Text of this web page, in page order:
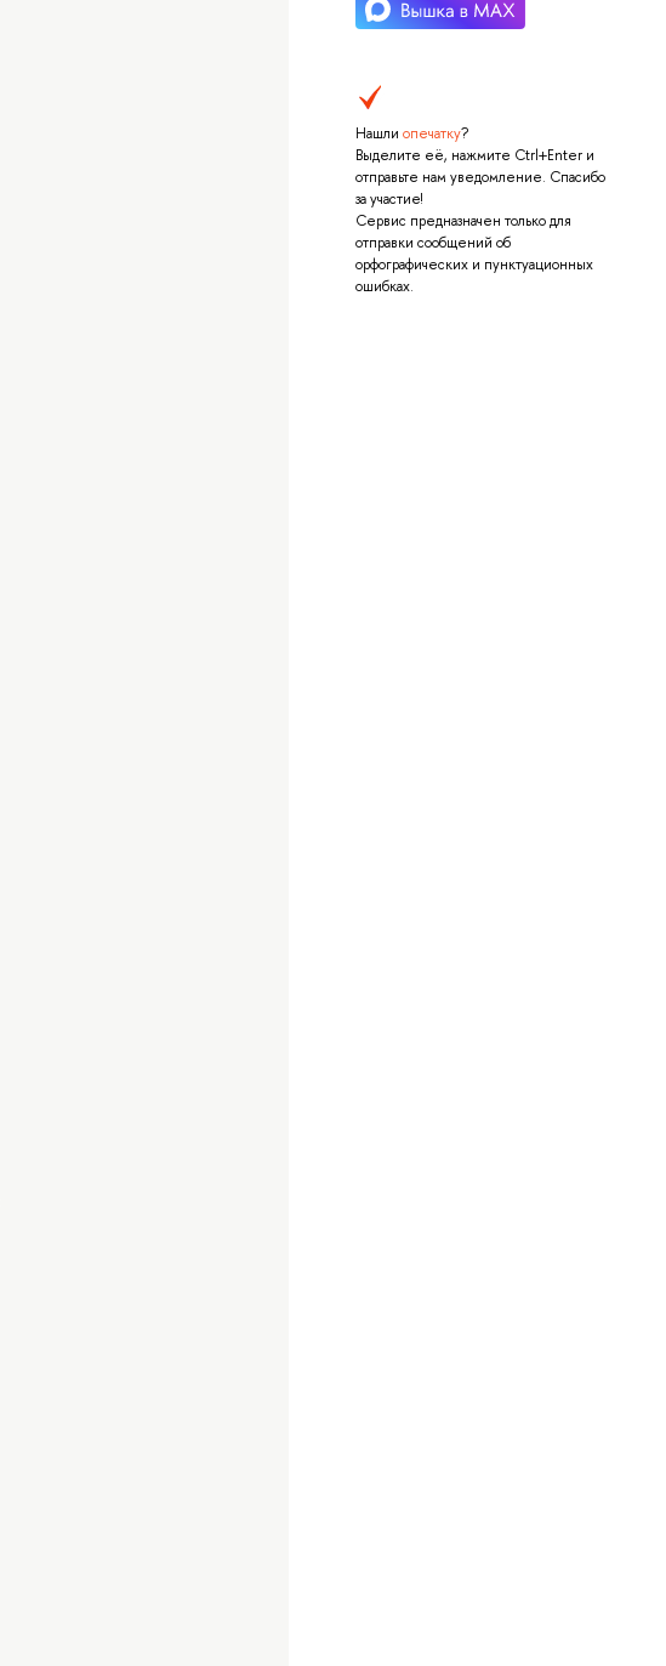
Нашли опечатку?
Выделите её, нажмите Ctrl+Enter и
отправьте нам уведомление. Спасибо
за участие!
Сервис предназначен только для
отправки сообщений об
орфографических и пунктуационных
ошибках.